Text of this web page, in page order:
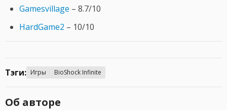
Gamesvillage – 8.7/10
HardGame2 – 10/10
Тэги: Игры BioShock Infinite
Об авторе